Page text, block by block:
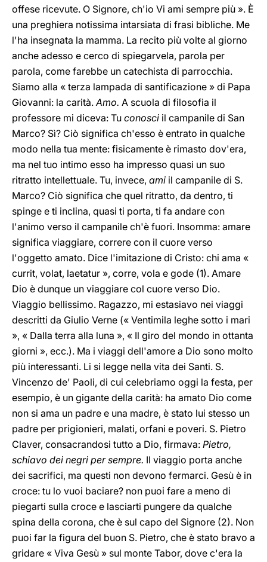
offese ricevute. O Signore, ch'io Vi ami sempre più ». È
una preghiera notissima intarsiata di frasi bibliche. Me
l'ha insegnata la mamma. La recito più volte al giorno
anche adesso e cerco di spiegarvela, parola per
parola, come farebbe un catechista di parrocchia.
Siamo alla « terza lampada di santificazione » di Papa
Giovanni: la carità.Amo. A scuola di filosofia il
professore mi diceva: Tu conosci il campanile di San
Marco? Sì? Ciò significa ch'esso è entrato in qualche
modo nella tua mente: fisicamente è rimasto dov'era,
ma nel tuo intimo esso ha impresso quasi un suo
ritratto intellettuale. Tu, invece, ami il campanile di S.
Marco? Ciò significa che quel ritratto, da dentro, ti
spinge e ti inclina, quasi ti porta, ti fa andare con
l'animo verso il campanile ch'è fuori. Insomma: amare
significa viaggiare, correre con il cuore verso
l'oggetto amato. Dice l'imitazione di Cristo: chi ama «
currit, volat, laetatur », corre, vola e gode (1). Amare
Dio è dunque un viaggiare col cuore verso Dio.
Viaggio bellissimo. Ragazzo, mi estasiavo nei viaggi
descritti da Giulio Verne (« Ventimila leghe sotto i mari
», « Dalla terra alla luna », « Il giro del mondo in ottanta
giorni », ecc.). Ma i viaggi dell'amore a Dio sono molto
più interessanti. Li si legge nella vita dei Santi. S.
Vincenzo de' Paoli, di cui celebriamo oggi la festa, per
esempio, è un gigante della carità: ha amato Dio come
non si ama un padre e una madre, è stato lui stesso un
padre per prigionieri, malati, orfani e poveri. S. Pietro
Claver, consacrandosi tutto a Dio, firmava: Pietro,
schiavo dei negri per sempre. Il viaggio porta anche
dei sacrifici, ma questi non devono fermarci. Gesù è in
croce: tu lo vuoi baciare? non puoi fare a meno di
piegarti sulla croce e lasciarti pungere da qualche
spina della corona, che è sul capo del Signore (2). Non
puoi far la figura del buon S. Pietro, che è stato bravo a
gridare « Viva Gesù » sul monte Tabor, dove c'era la